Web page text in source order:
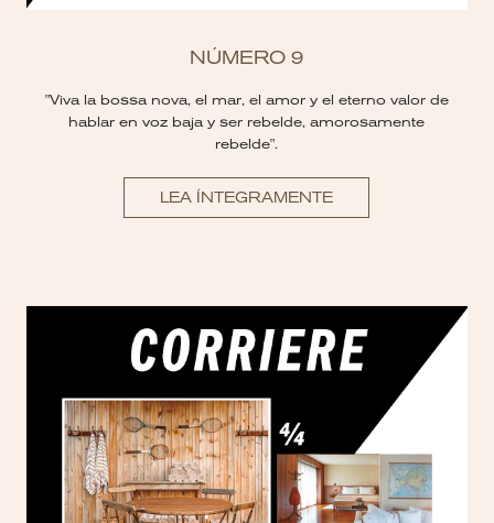
NÚMERO 9
"Viva la bossa nova, el mar, el amor y el eterno valor de
hablar en voz baja y ser rebelde, amorosamente
rebelde".
LEA ÍNTEGRAMENTE